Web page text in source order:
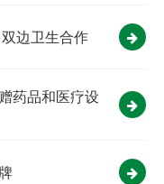
边卫生合作
药品和医疗设